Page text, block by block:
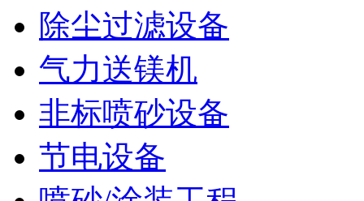
除尘过滤设备
气力送镁机
非标喷砂设备
节电设备